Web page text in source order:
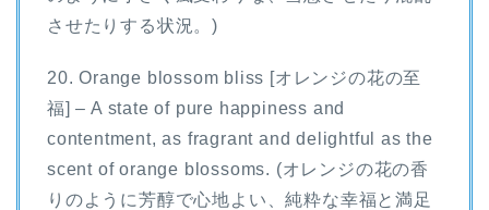
させたりする状況。)
20. Orange blossom bliss [オレンジの花の至
福] – A state of pure happiness and
contentment, as fragrant and delightful as the
scent of orange blossoms. (オレンジの花の香
りのように芳醇で心地よい、純粋な幸福と満足